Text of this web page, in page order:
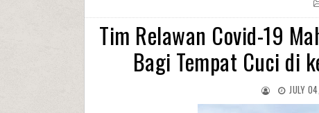
Tim Relawan Covid-19
Bagi Tempat Cuci di
JULY